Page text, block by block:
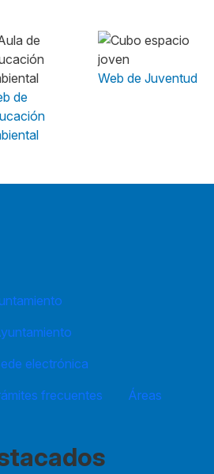
de
Web de Juventud
electrónica
frecuentes Áreas